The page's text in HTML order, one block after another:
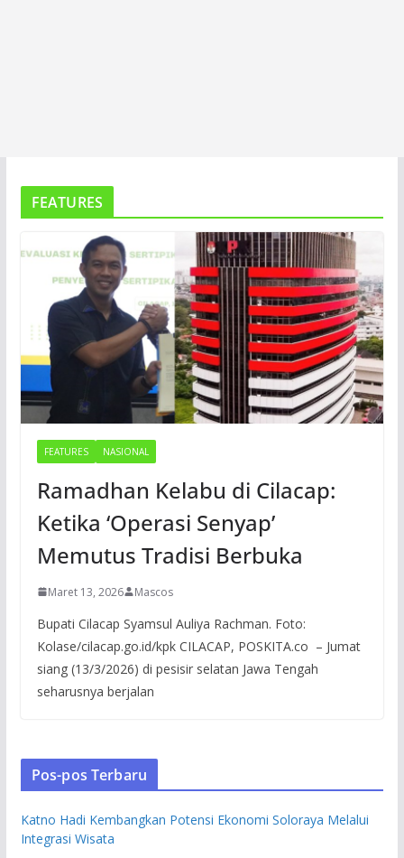
FEATURES
FEATURES NASIONAL
Ramadhan Kelabu di Cilacap:
Ketika ‘Operasi Senyap’
Memutus Tradisi Berbuka
Maret 13, 2026 Mascos
Bupati Cilacap Syamsul Auliya Rachman. Foto:
Kolase/cilacap.go.id/kpk CILACAP, POSKITA.co – Jumat
siang (13/3/2026) di pesisir selatan Jawa Tengah
seharusnya berjalan
Pos-pos Terbaru
Katno Hadi Kembangkan Potensi Ekonomi Soloraya Melalui
Integrasi Wisata